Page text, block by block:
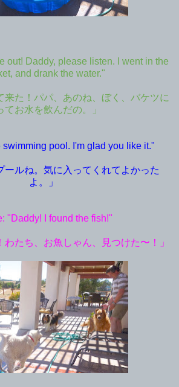
out! Daddy, please listen. I went in the
and drank the water."
来た！パパ、あのね、ぼく、バケツに
てお水を飲んだの。」
swimming pool. I'm glad you like it."
ールね。気に入ってくれてよかった
よ。」
"Daddy! I found the fish!"
わたち、お魚しゃん、見つけた〜！ 」